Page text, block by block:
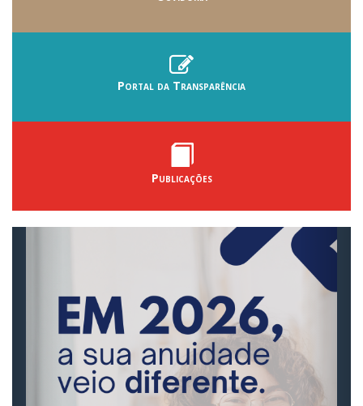
Portal da Transparência
Publicações